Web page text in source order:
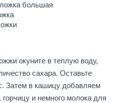
большая
окуните в теплую воду,
сахара. Оставьте
Затем в кашицу добавляем
и немного молока для